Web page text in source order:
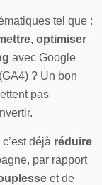
tel que :
, optimiser
avec Google
? Un bon
pas
c’est déjà réduire
par rapport
et de